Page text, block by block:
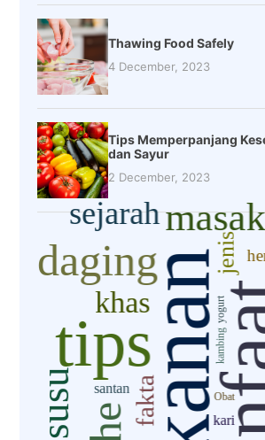
Thawing Food Safely
4 December, 2023
Tips Memperpanjang
dan Sayur
2 December, 2023